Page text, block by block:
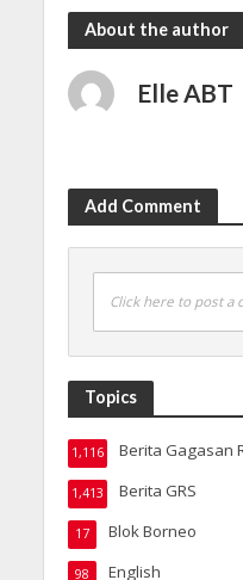
About the author
Elle ABT
Add Comment
Click here to post a
Topics
Berita Gagasan
1,116
Berita GRS
1,413
Blok Borneo
17
English
98